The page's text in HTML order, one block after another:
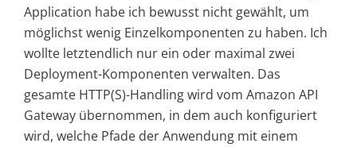
Application habe ich bewusst nicht gewählt, um
möglichst wenig Einzelkomponenten zu haben. Ich
wollte letztendlich nur ein oder maximal zwei
Deployment-Komponenten verwalten. Das
gesamte HTTP(S)-Handling wird vom Amazon API
Gateway übernommen, in dem auch konfiguriert
wird, welche Pfade der Anwendung mit einem